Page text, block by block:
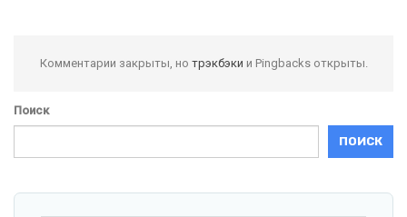
Комментарии закрыты, но трэкбэки и Pingbacks открыты.
Поиск
ПОИСК